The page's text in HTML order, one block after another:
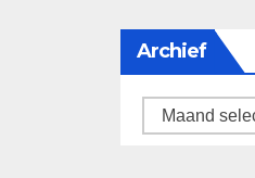
Archief
Archief